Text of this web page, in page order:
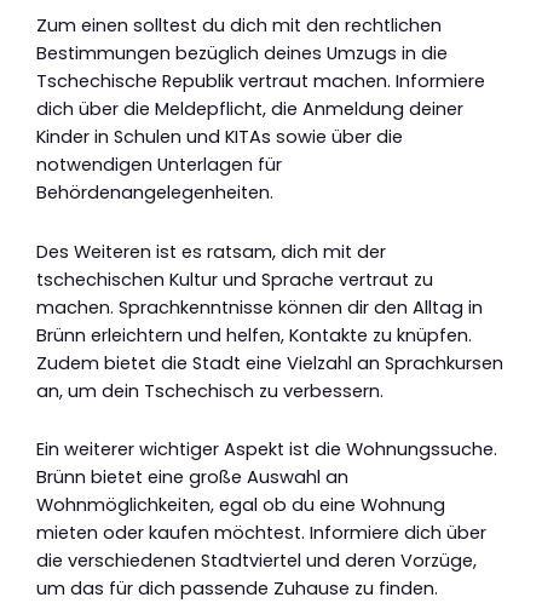
Zum einen solltest du dich mit den rechtlichen
Bestimmungen bezüglich deines Umzugs in die
Tschechische Republik vertraut machen. Informiere
dich über die Meldepflicht, die Anmeldung deiner
Kinder in Schulen und KITAs sowie über die
notwendigen Unterlagen für
Behördenangelegenheiten.
Des Weiteren ist es ratsam, dich mit der
tschechischen Kultur und Sprache vertraut zu
machen. Sprachkenntnisse können dir den Alltag in
Brünn erleichtern und helfen, Kontakte zu knüpfen.
Zudem bietet die Stadt eine Vielzahl an Sprachkursen
an, um dein Tschechisch zu verbessern.
Ein weiterer wichtiger Aspekt ist die Wohnungssuche.
Brünn bietet eine große Auswahl an
Wohnmöglichkeiten, egal ob du eine Wohnung
mieten oder kaufen möchtest. Informiere dich über
die verschiedenen Stadtviertel und deren Vorzüge,
um das für dich passende Zuhause zu finden.